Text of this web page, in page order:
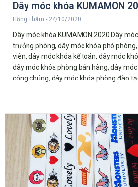
Dây móc khóa KUMAMON
Hồng Thắm 24/10/2020
Dây móc khóa KUMAMON 2020 Dây
trưởng phòng, dây móc khóa phó
viên, dây móc khóa kế toán, dây móc
dây móc khóa phòng bán hàng, dây
công chúng, dây móc khóa phòng đào